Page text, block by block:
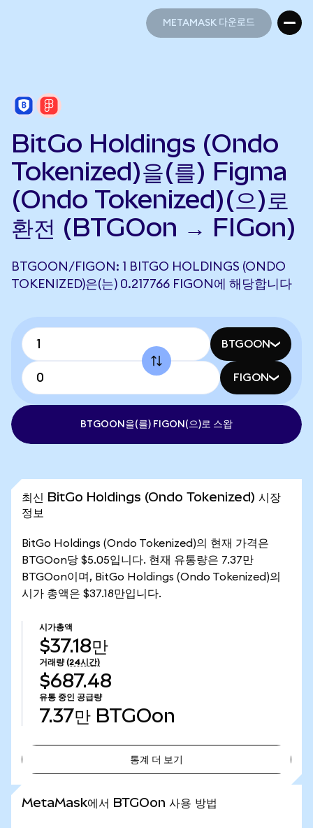
METAMASK 다운로드
BitGo Holdings (Ondo
Tokenized)을(를) Figma
(Ondo Tokenized)(으)로
환전 (BTGOon → FIGon)
BTGOON/FIGON: 1 BITGO HOLDINGS (ONDO
TOKENIZED)은(는) 0.217766 FIGON에 해당합니다
BTGOON
FIGON
BTGOON을(를) FIGON(으)로 스왑
최신 BitGo Holdings (Ondo Tokenized) 시장
정보
BitGo Holdings (Ondo Tokenized)의 현재 가격은
BTGOon당 $5.05입니다. 현재 유통량은 7.37만
BTGOon이며, BitGo Holdings (Ondo Tokenized)의
시가 총액은 $37.18만입니다.
시가총액
$37.18만
거래량 (24시간)
$687.48
유통 중인 공급량
7.37만 BTGOon
통계 더 보기
MetaMask에서 BTGOon 사용 방법